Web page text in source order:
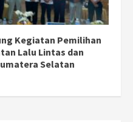
Kegiatan Pemilihan
Lalu Lintas dan
Selatan